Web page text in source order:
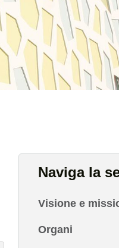
Naviga la
Visione e
Organi